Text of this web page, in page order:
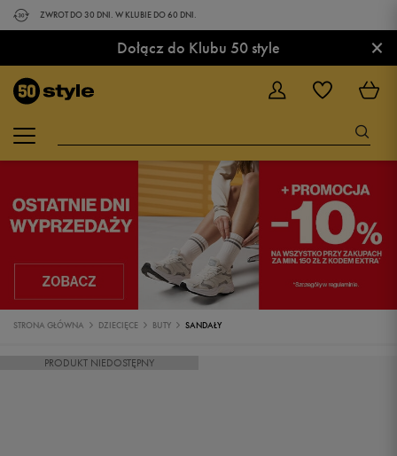
ZWROT DO 30 DNI. W KLUBIE DO 60 DNI.
Dołącz do Klubu 50 style ×
STRONA GŁÓWNA DZIECIĘCE BUTY SANDAŁY
PRODUKT NIEDOSTĘPNY